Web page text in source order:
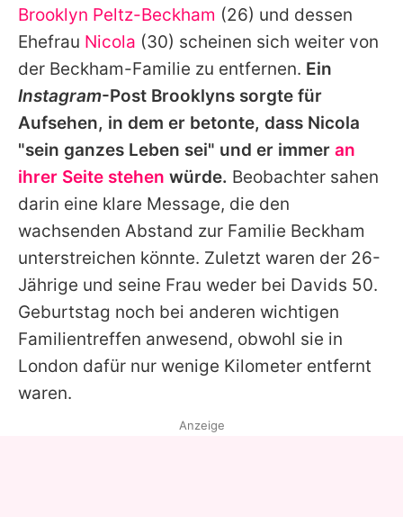
Brooklyn Peltz-Beckham (26) und dessen
Ehefrau Nicola (30) scheinen sich weiter von
der Beckham-Familie zu entfernen. Ein
Instagram-Post Brooklyns sorgte für
Aufsehen, in dem er betonte, dass Nicola
"sein ganzes Leben sei" und er immer an
ihrer Seite stehen würde. Beobachter sahen
darin eine klare Message, die den
wachsenden Abstand zur Familie Beckham
unterstreichen könnte. Zuletzt waren der 26-
Jährige und seine Frau weder bei Davids 50.
Geburtstag noch bei anderen wichtigen
Familientreffen anwesend, obwohl sie in
London dafür nur wenige Kilometer entfernt
waren.
Anzeige